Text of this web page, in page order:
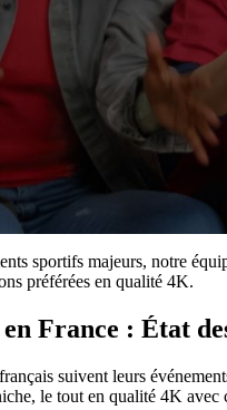
sportifs majeurs, notre
préférées en qualité 4K.
France : État
suivent leurs
le tout en qualité 4K avec